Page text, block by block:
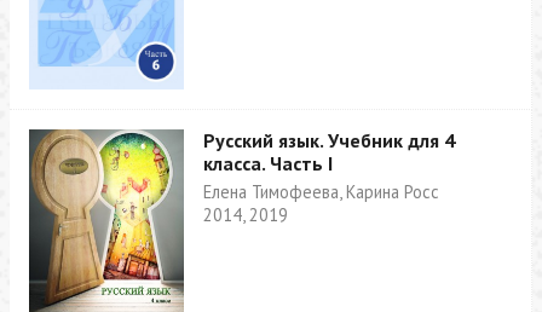
Русский язык. Учебник для 4
класса. Часть I
Елена Тимофеева, Карина Росс
2014, 2019